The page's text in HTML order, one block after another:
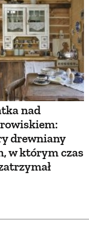
nad
drewniany
w którym czas